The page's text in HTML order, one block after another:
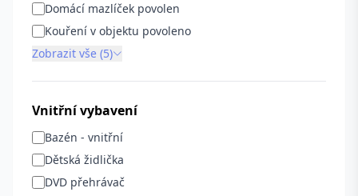
Domácí mazlíček povolen
Kouření v objektu povoleno
Zobrazit vše (5)
Vnitřní vybavení
Bazén - vnitřní
Dětská židlička
DVD přehrávač